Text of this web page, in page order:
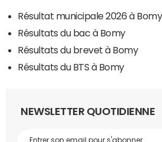
Résultat municipale 2026 à Bomy
Résultats du bac à Bomy
Résultats du brevet à Bomy
Résultats du BTS à Bomy
NEWSLETTER QUOTIDIENNE